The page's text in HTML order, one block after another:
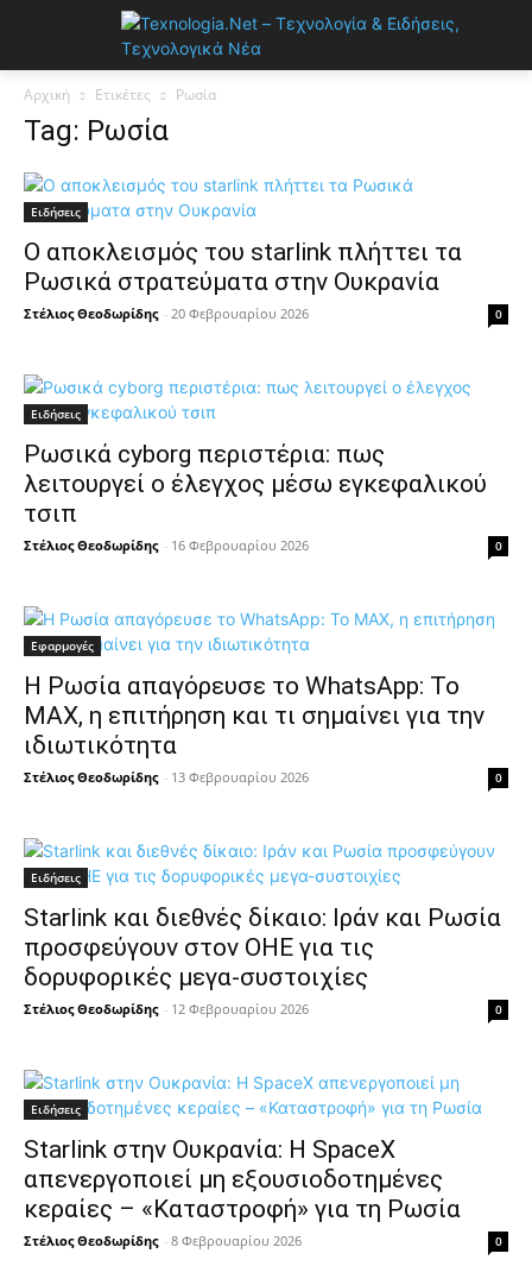
Αρχική Ετικέτες Ρωσία
Tag: Ρωσία
Ειδήσεις
Ο αποκλεισμός του starlink πλήττει τα
Ρωσικά στρατεύματα στην Ουκρανία
Στέλιος Θεοδωρίδης - 20 Φεβρουαρίου 2026 0
Ειδήσεις
Ρωσικά cyborg περιστέρια: πως
λειτουργεί ο έλεγχος μέσω εγκεφαλικού
τσιπ
Στέλιος Θεοδωρίδης - 16 Φεβρουαρίου 2026 0
Εφαρμογές
Η Ρωσία απαγόρευσε το WhatsApp: Το
MAX, η επιτήρηση και τι σημαίνει για την
ιδιωτικότητα
Στέλιος Θεοδωρίδης - 13 Φεβρουαρίου 2026 0
Ειδήσεις
Starlink και διεθνές δίκαιο: Ιράν και Ρωσία
προσφεύγουν στον ΟΗΕ για τις
δορυφορικές μεγα-συστοιχίες
Στέλιος Θεοδωρίδης - 12 Φεβρουαρίου 2026 0
Ειδήσεις
Starlink στην Ουκρανία: Η SpaceX
απενεργοποιεί μη εξουσιοδοτημένες
κεραίες – «Καταστροφή» για τη Ρωσία
Στέλιος Θεοδωρίδης - 8 Φεβρουαρίου 2026 0